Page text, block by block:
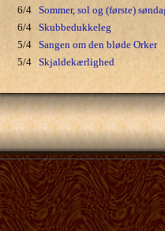
6/4 Sommer, sol og (første)
6/4 Skubbedukkeleg
5/4 Sangen om den bløde Orker
5/4 Skjaldekærlighed